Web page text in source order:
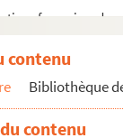
françoises
du Nouveau
contenu
Bibliothèque
contenu